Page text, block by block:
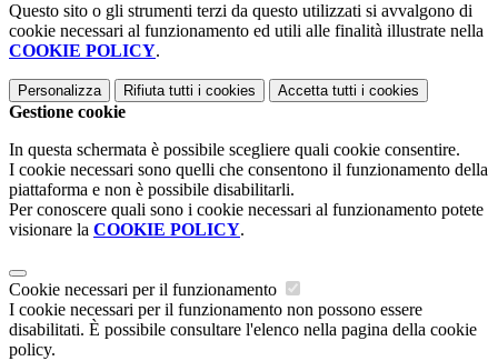
Questo sito o gli strumenti terzi da questo utilizzati si avvalgono di
cookie necessari al funzionamento ed utili alle finalità illustrate nella
COOKIE POLICY.
Personalizza Rifiuta tutti i cookies Accetta tutti i cookies
Gestione cookie
In questa schermata è possibile scegliere quali cookie consentire.
I cookie necessari sono quelli che consentono il funzionamento della
piattaforma e non è possibile disabilitarli.
Per conoscere quali sono i cookie necessari al funzionamento potete
visionare la COOKIE POLICY.
Cookie necessari per il funzionamento
I cookie necessari per il funzionamento non possono essere
disabilitati. È possibile consultare l'elenco nella pagina della cookie
policy.